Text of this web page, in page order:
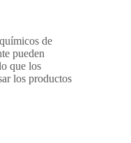
de
pueden
que los
los productos